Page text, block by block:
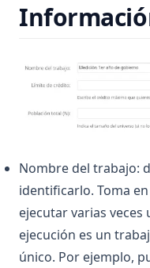
Nombre del trabajo:
identificarlo. Toma
ejecutar varias veces
ejecución es un
único. Por ejemplo,